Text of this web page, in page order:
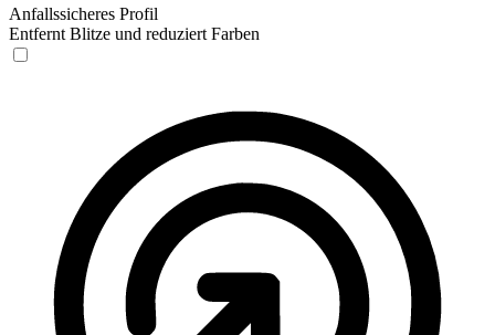
Anfallssicheres Profil
Entfernt Blitze und reduziert Farben